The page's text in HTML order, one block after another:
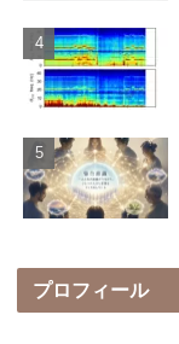
プロフィール